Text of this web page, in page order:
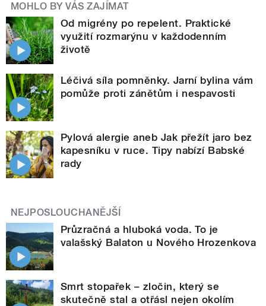
MOHLO BY VÁS ZAJÍMAT
Od migrény po repelent. Praktické
využití rozmarýnu v každodenním
životě
Léčivá síla pomněnky. Jarní bylina vám
pomůže proti zánětům i nespavosti
Pylová alergie aneb Jak přežít jaro bez
kapesníku v ruce. Tipy nabízí Babské
rady
NEJPOSLOUCHANĚJŠÍ
Průzračná a hluboká voda. To je
valašský Balaton u Nového Hrozenkova
Smrt stopařek – zločin, který se
skutečně stal a otřásl nejen okolím